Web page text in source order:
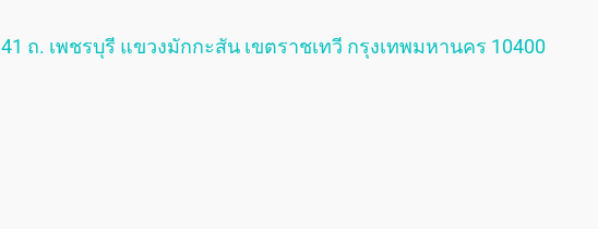
41 ถ. เพชรบุรี แขวงมักกะสัน เขตราชเทวี กรุงเทพมหานคร 10400